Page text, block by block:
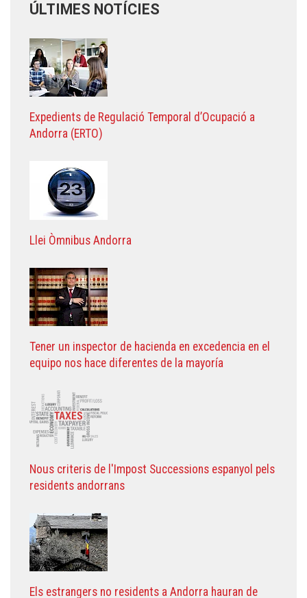
ÚLTIMES NOTÍCIES
Expedients de Regulació Temporal d’Ocupació a
Andorra (ERTO)
Llei Òmnibus Andorra
Tener un inspector de hacienda en excedencia en el
equipo nos hace diferentes de la mayoría
Nous criteris de l'Impost Successions espanyol pels
residents andorrans
Els estrangers no residents a Andorra hauran de